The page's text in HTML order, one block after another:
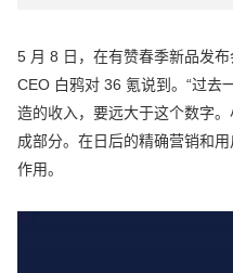
5 月 8 日，在有赞春季新品发
CEO 白鸦对 36 氪说到。“过去
造的收入，要远大于这个数字
成部分。在日后的精确营销和
作用。